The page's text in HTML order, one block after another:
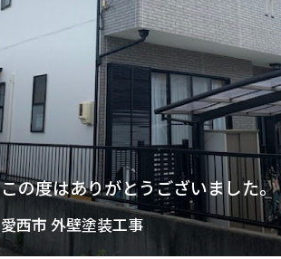
この度はありがとうございました。
愛西市 外壁塗装工事